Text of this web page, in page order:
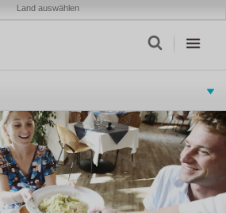
Land auswählen